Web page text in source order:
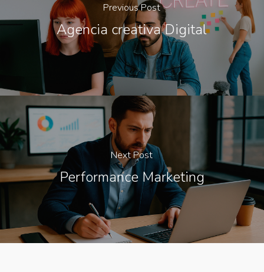
Previous Post
Agencia creativa Digital
Next Post
Performance Marketing